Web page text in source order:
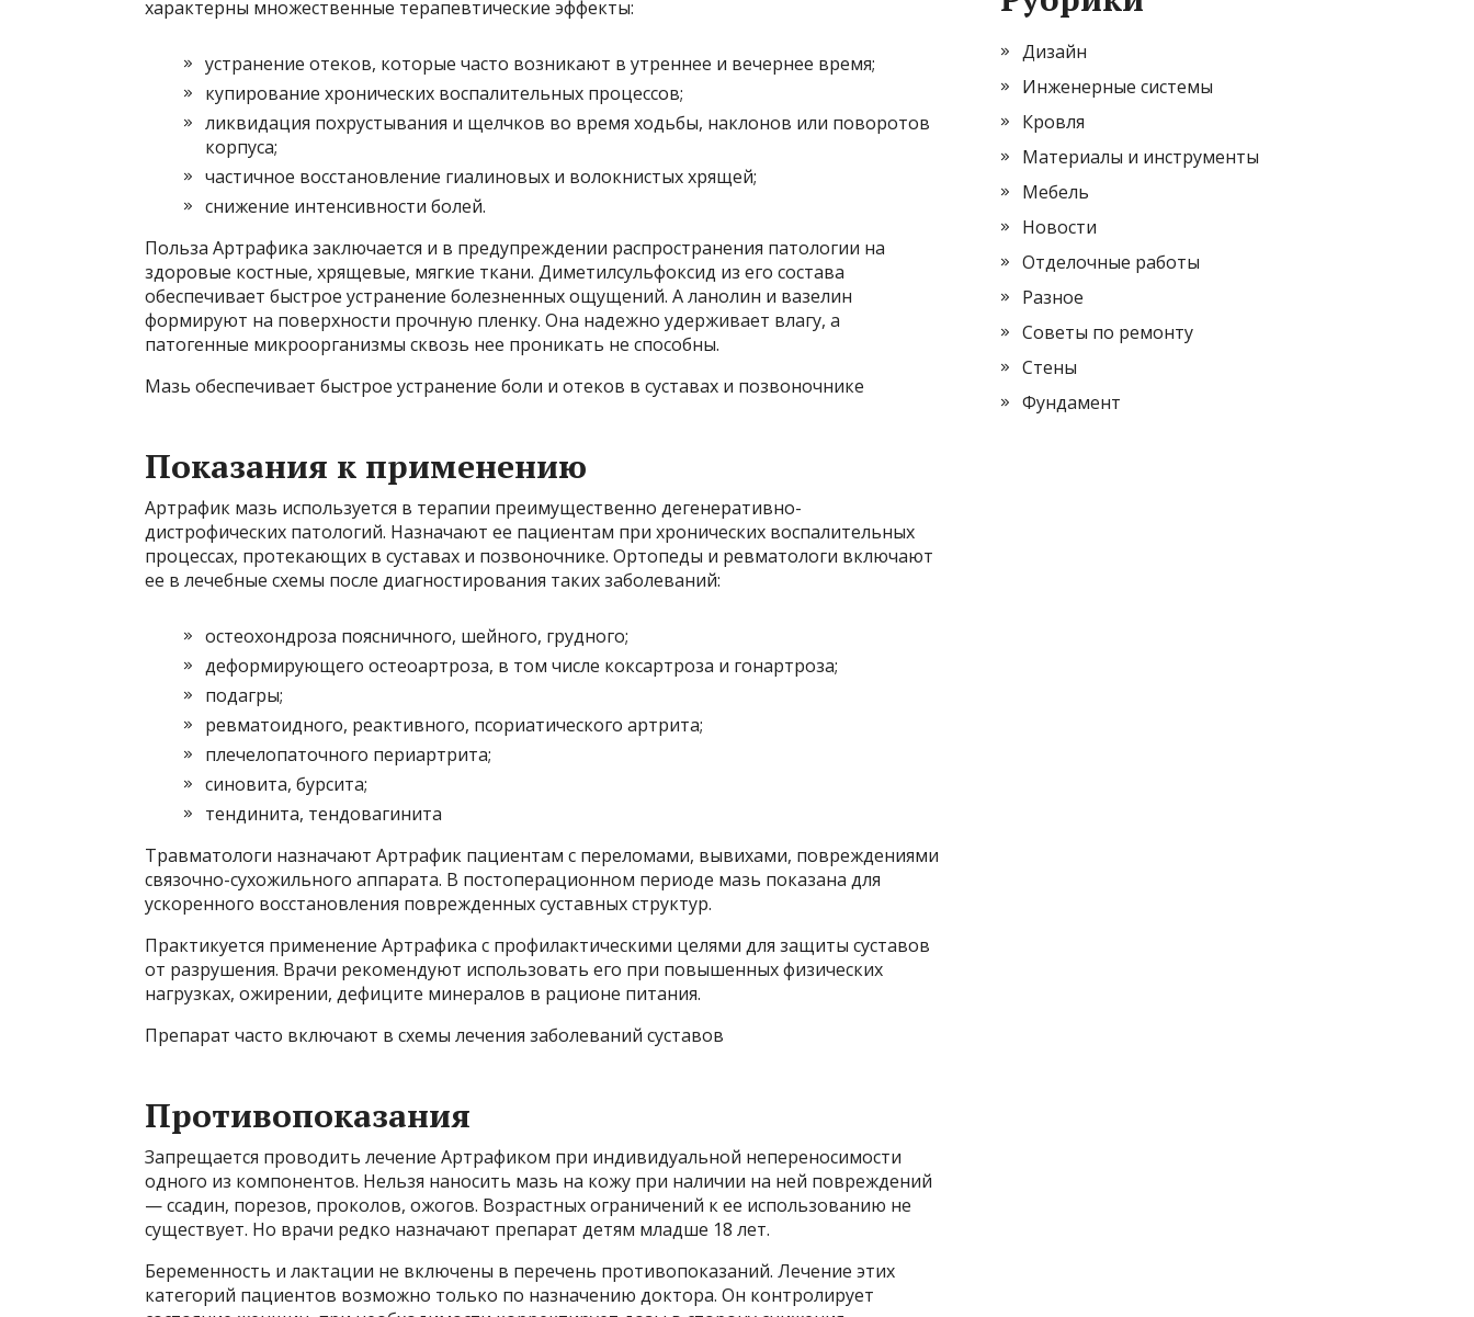
характерны множественные терапевтические эффекты:
устранение отеков, которые часто возникают в утреннее и вечернее время;
купирование хронических воспалительных процессов;
ликвидация похрустывания и щелчков во время ходьбы, наклонов или поворотов
корпуса;
частичное восстановление гиалиновых и волокнистых хрящей;
снижение интенсивности болей.
Польза Артрафика заключается и в предупреждении распространения патологии на
здоровые костные, хрящевые, мягкие ткани. Диметилсульфоксид из его состава
обеспечивает быстрое устранение болезненных ощущений. А ланолин и вазелин
формируют на поверхности прочную пленку. Она надежно удерживает влагу, а
патогенные микроорганизмы сквозь нее проникать не способны.
Мазь обеспечивает быстрое устранение боли и отеков в суставах и позвоночнике
Показания к применению
Артрафик мазь используется в терапии преимущественно дегенеративно-
дистрофических патологий. Назначают ее пациентам при хронических воспалительных
процессах, протекающих в суставах и позвоночнике. Ортопеды и ревматологи включают
ее в лечебные схемы после диагностирования таких заболеваний:
остеохондроза поясничного, шейного, грудного;
деформирующего остеоартроза, в том числе коксартроза и гонартроза;
подагры;
ревматоидного, реактивного, псориатического артрита;
плечелопаточного периартрита;
синовита, бурсита;
тендинита, тендовагинита
Травматологи назначают Артрафик пациентам с переломами, вывихами, повреждениями
связочно-сухожильного аппарата. В постоперационном периоде мазь показана для
ускоренного восстановления поврежденных суставных структур.
Практикуется применение Артрафика с профилактическими целями для защиты суставов
от разрушения. Врачи рекомендуют использовать его при повышенных физических
нагрузках, ожирении, дефиците минералов в рационе питания.
Препарат часто включают в схемы лечения заболеваний суставов
Противопоказания
Запрещается проводить лечение Артрафиком при индивидуальной непереносимости
одного из компонентов. Нельзя наносить мазь на кожу при наличии на ней повреждений
— ссадин, порезов, проколов, ожогов. Возрастных ограничений к ее использованию не
существует. Но врачи редко назначают препарат детям младше 18 лет.
Беременность и лактации не включены в перечень противопоказаний. Лечение этих
категорий пациентов возможно только по назначению доктора. Он контролирует
Дизайн
Инженерные системы
Кровля
Материалы и инструменты
Мебель
Новости
Отделочные работы
Разное
Советы по ремонту
Стены
Фундамент